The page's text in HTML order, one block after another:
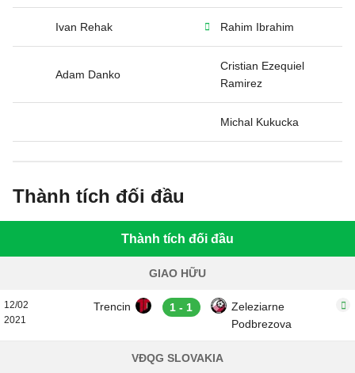
Ivan Rehak Rahim Ibrahim
Adam Danko
Cristian Ezequiel
Ramirez
Michal Kukucka
Thành tích đối đầu
Thành tích đối đầu
GIAO HỮU
12/02
2021
Trencin 1 - 1
Zeleziarne
Podbrezova
VĐQG SLOVAKIA